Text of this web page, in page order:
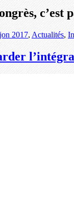
c’est
2017, Actualités,